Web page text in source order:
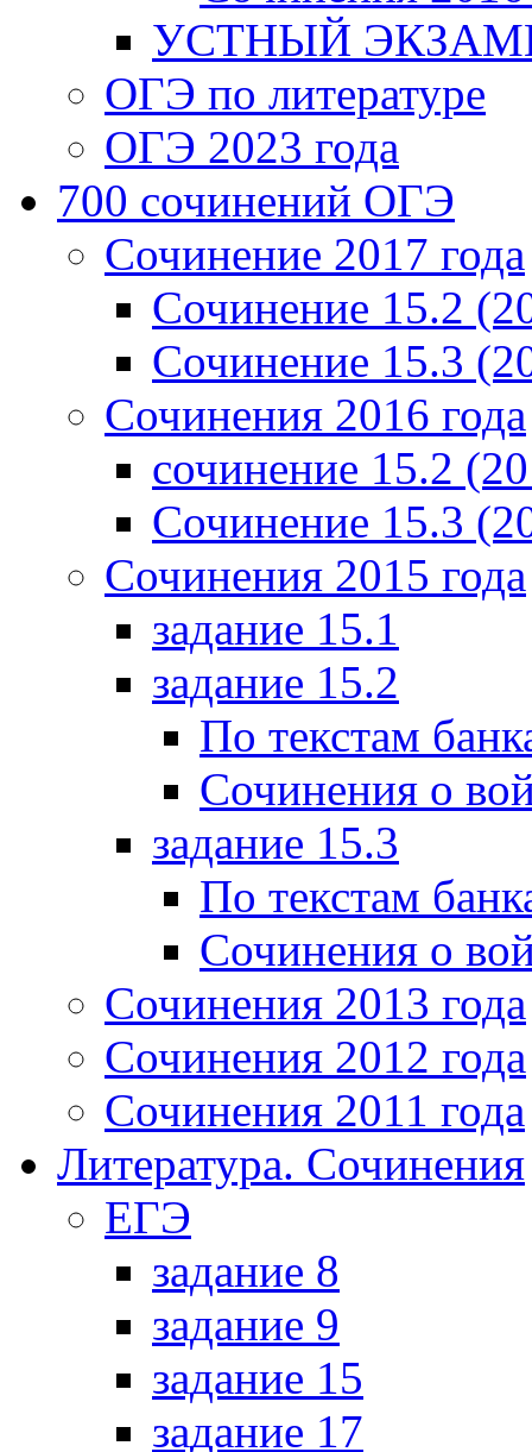
УСТНЫЙ
ОГЭ по литературе
ОГЭ 2023 года
700 cочинений ОГЭ
Сочинение 2017 года
Сочинение 15.2
Сочинение 15.3
Сочинения 2016 года
сочинение 15.2
Сочинение 15.3
Сочинения 2015 года
задание 15.1
задание 15.2
По текстам
Сочинения о
задание 15.3
По текстам
Сочинения о
Сочинения 2013 года
Сочинения 2012 года
Сочинения 2011 года
Литература. Сочинения
ЕГЭ
задание 8
задание 9
задание 15
задание 17